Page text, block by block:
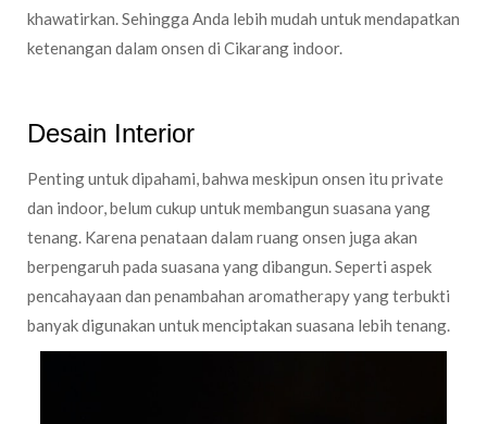
khawatirkan. Sehingga Anda lebih mudah untuk mendapatkan
ketenangan dalam onsen di Cikarang indoor.
Desain Interior
Penting untuk dipahami, bahwa meskipun onsen itu private
dan indoor, belum cukup untuk membangun suasana yang
tenang. Karena penataan dalam ruang onsen juga akan
berpengaruh pada suasana yang dibangun. Seperti aspek
pencahayaan dan penambahan aromatherapy yang terbukti
banyak digunakan untuk menciptakan suasana lebih tenang.